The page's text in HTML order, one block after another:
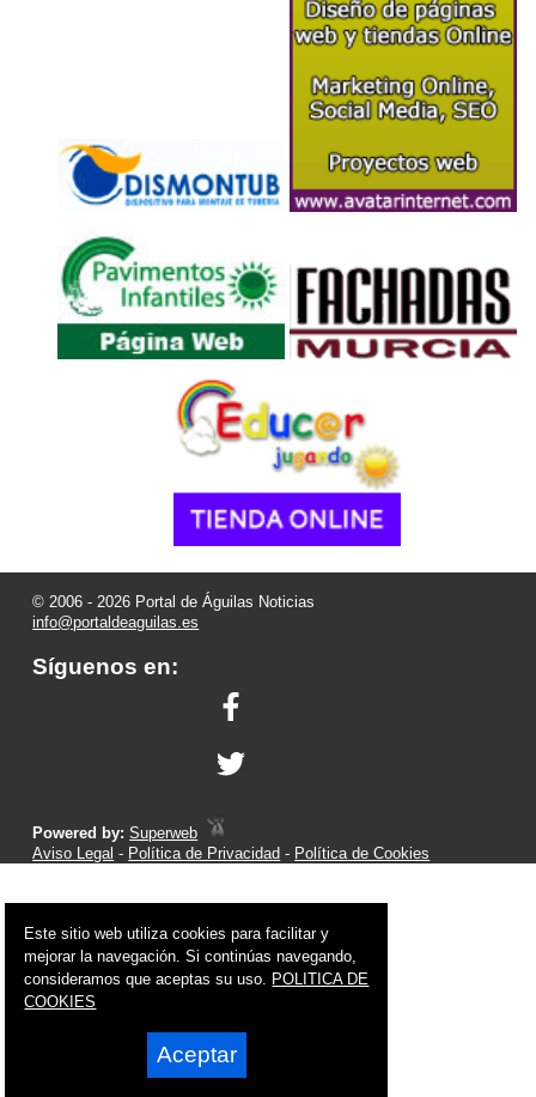
© 2006 - 2026 Portal de Águilas Noticias
info@portaldeaguilas.es
Síguenos en:
Powered by:Superweb
Aviso Legal - Política de Privacidad - Política de Cookies
Este sitio web utiliza cookies para facilitar y
mejorar la navegación. Si continúas navegando,
consideramos que aceptas su uso. POLITICA DE
COOKIES
Aceptar